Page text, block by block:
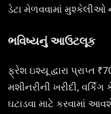
ડેટા મેળવવામાં મુશ્કેલીઓ
ભવિષ્યનું આઉટલૂક
ફ્રેશ ઇશ્યૂ દ્વારા પ્રાપ્ત
મશીનરીની ખરીદી,
ઘટાડવા માટે કરવામાં